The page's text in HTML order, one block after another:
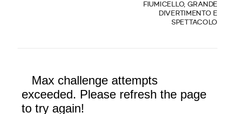
FIUMICELLO, GRANDE
DIVERTIMENTO E
SPETTACOLO